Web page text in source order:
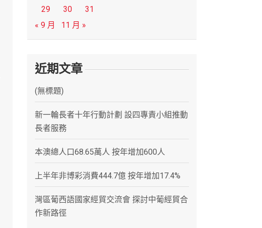
29
30
31
« 9 月
11 月 »
近期文章
(無標題)
新一輪長者十年行動計劃 設四專責小組推動
長者服務
本澳總人口68.65萬人 按年增加600人
上半年非博彩消費444.7億 按年增加17.4%
灣區葡西語國家經貿交流會 探討中葡經貿合
作新路徑